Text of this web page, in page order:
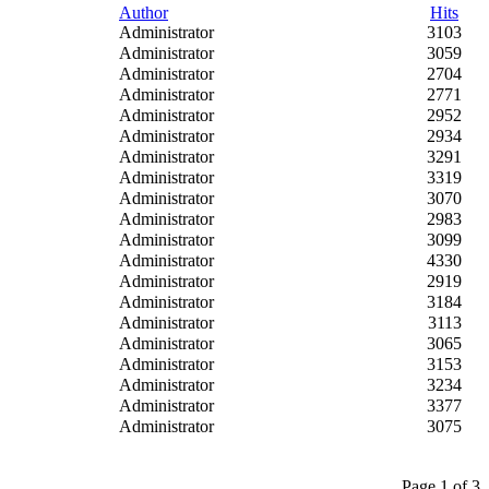
Author
Hits
Administrator
3103
Administrator
3059
Administrator
2704
Administrator
2771
Administrator
2952
Administrator
2934
Administrator
3291
Administrator
3319
Administrator
3070
Administrator
2983
Administrator
3099
Administrator
4330
Administrator
2919
Administrator
3184
Administrator
3113
Administrator
3065
Administrator
3153
Administrator
3234
Administrator
3377
Administrator 3075